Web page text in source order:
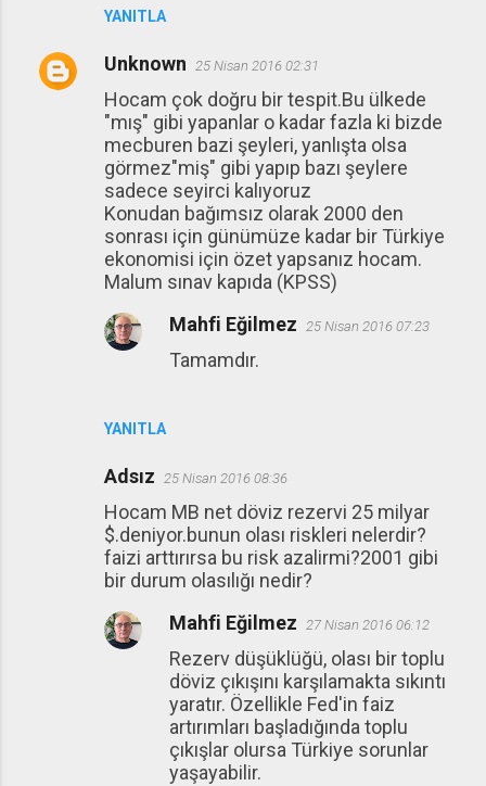
YANITLA
Unknown 25 Nisan 2016 02:31
Hocam çok doğru bir tespit.Bu ülkede
"mış" gibi yapanlar o kadar fazla ki bizde
mecburen bazi şeyleri, yanlışta olsa
görmez"miş" gibi yapıp bazı şeylere
sadece seyirci kalıyoruz
Konudan bağımsız olarak 2000 den
sonrası için günümüze kadar bir Türkiye
ekonomisi için özet yapsanız hocam.
Malum sınav kapıda (KPSS)
YANITLA
Mahfi Eğilmez 25 Nisan 2016 07:23
Tamamdır.
Adsız 25 Nisan 2016 08:36
Hocam MB net döviz rezervi 25 milyar
$.deniyor.bunun olası riskleri nelerdir?
faizi arttırırsa bu risk azalirmi?2001 gibi
bir durum olasılığı nedir?
Mahfi Eğilmez 27 Nisan 2016 06:12
Rezerv düşüklüğü, olası bir toplu
döviz çıkışını karşılamakta sıkıntı
yaratır. Özellikle Fed'in faiz
artırımları başladığında toplu
çıkışlar olursa Türkiye sorunlar
yaşayabilir.